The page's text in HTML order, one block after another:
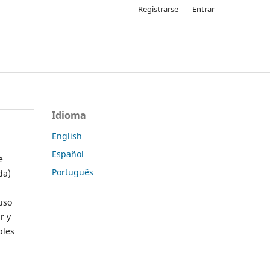
Registrarse Entrar
y
Idioma
English
Español
Português